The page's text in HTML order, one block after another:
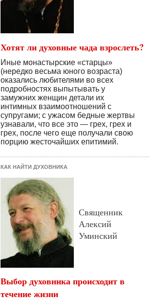
Хотят ли духовные чада взрослеть?
Иные монастырские «старцы»
(нередко весьма юного возраста)
оказались любителями во всех
подробностях выпытывать у
замужних женщин детали их
интимных взаимоотношений с
супругами; с ужасом бедные жертвы
узнавали, что все это — грех, грех и
грех, после чего еще получали свою
порцию жесточайших епитимий.
КАК НАЙТИ ДУХОВНИКА
Священник
Алексий
Уминский
Выбор духовника происходит в
течение жизни